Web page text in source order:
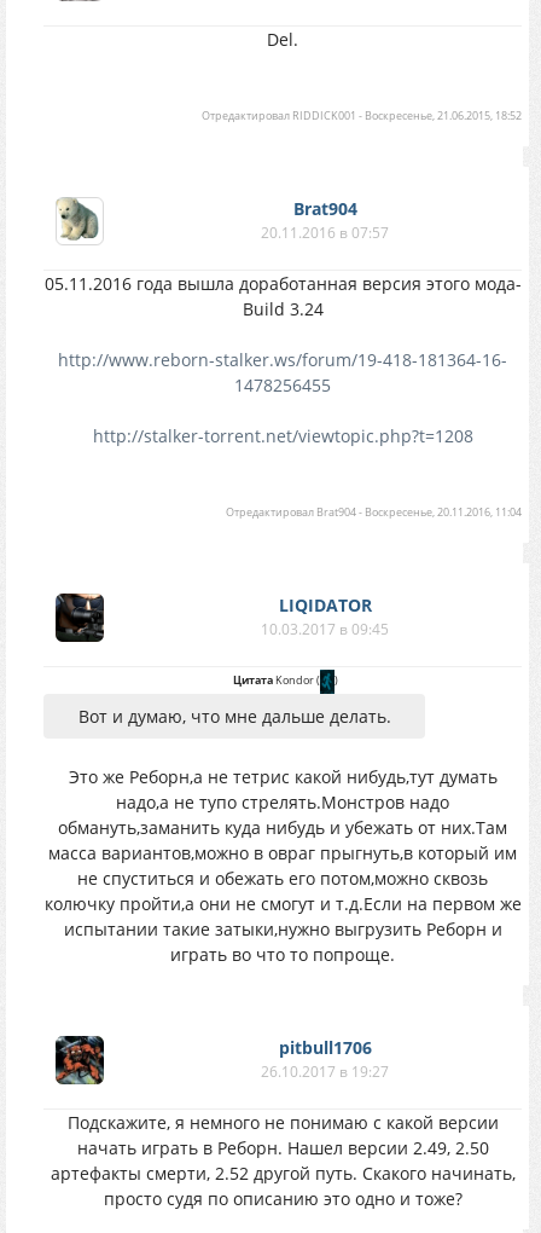
Del.
Отредактировал RIDDICK001 - Воскресенье, 21.06.2015, 18:52
Brat904
20.11.2016 в 07:57
05.11.2016 года вышла доработанная версия этого мода-
Build 3.24
http://www.reborn-stalker.ws/forum/19-418-181364-16-
1478256455
http://stalker-torrent.net/viewtopic.php?t=1208
Отредактировал Brat904- Воскресенье, 20.11.2016, 11:04
LIQIDATOR
10.03.2017 в 09:45
ЦитатаKondor( )
Вот и думаю, что мне дальше делать.
Это же Реборн,а не тетрис какой нибудь,тут думать
надо,а не тупо стрелять.Монстров надо
обмануть,заманить куда нибудь и убежать от них.Там
масса вариантов,можно в овраг прыгнуть,в который им
не спуститься и обежать его потом,можно сквозь
колючку пройти,а они не смогут и т.д.Если на первом же
испытании такие затыки,нужно выгрузить Реборн и
играть во что то попроще.
pitbull1706
26.10.2017 в 19:27
Подскажите, я немного не понимаю с какой версии
начать играть в Реборн. Нашел версии 2.49, 2.50
артефакты смерти, 2.52 другой путь. Скакого начинать,
просто судя по описанию это одно и тоже?